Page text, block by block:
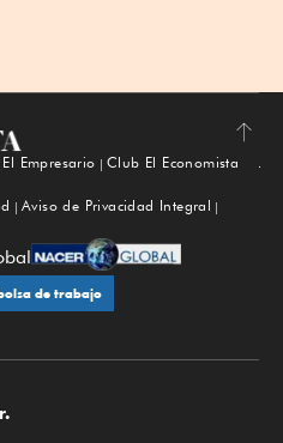
Subir
El Empresario
Club El Economista
Aviso de Privacidad Integral
de trabajo